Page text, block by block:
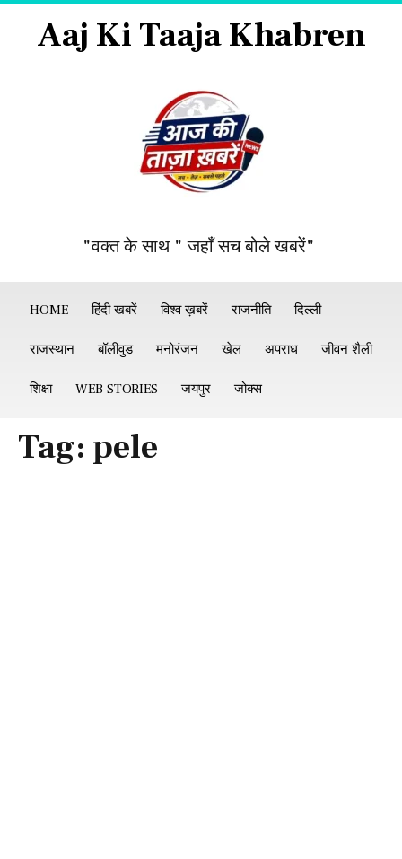
Aaj Ki Taaja Khabren
"वक्त के साथ " जहाँ सच बोले खबरें"
HOME हिंदी खबरें विश्व ख़बरें राजनीति दिल्ली
राजस्थान बॉलीवुड मनोरंजन खेल अपराध जीवन शैली
शिक्षा WEB STORIES जयपुर जोक्स
Tag: pele